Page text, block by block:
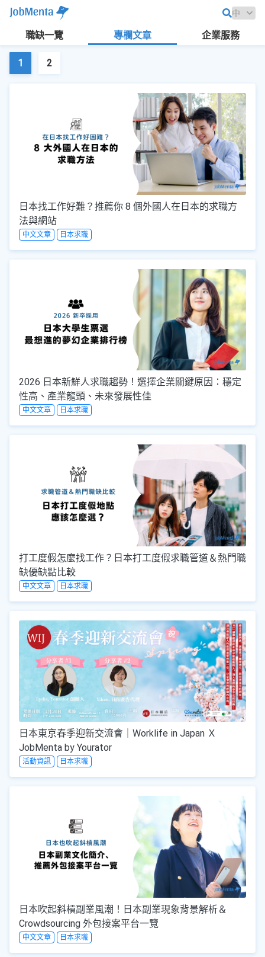
職缺一覽 專欄文章 企業服務
1 2
日本找工作好難？推薦你 8 個外國人在日本的求職方
法與網站
中文文章 日本求職
2026 日本新鮮人求職趨勢！選擇企業關鍵原因：穩定
性高、產業龍頭、未來發展性佳
中文文章 日本求職
打工度假怎麼找工作？日本打工度假求職管道＆熱門職
缺優缺點比較
中文文章 日本求職
日本東京春季迎新交流會｜Worklife in Japan Ｘ
JobMenta by Yourator
活動資訊 日本求職
日本吹起斜槓副業風潮！日本副業現象背景解析＆
Crowdsourcing 外包接案平台一覽
中文文章 日本求職